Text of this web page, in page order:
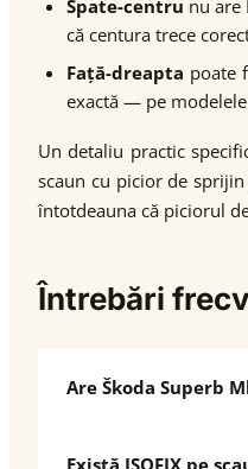
Spate-centru nu are
că centura trece
Față-dreapta poate
exactă — pe modelele
Un detaliu practic
scaun cu picior de
întotdeauna că piciorul
Întrebări
Are Škoda Superb
Există ISOFIX pe